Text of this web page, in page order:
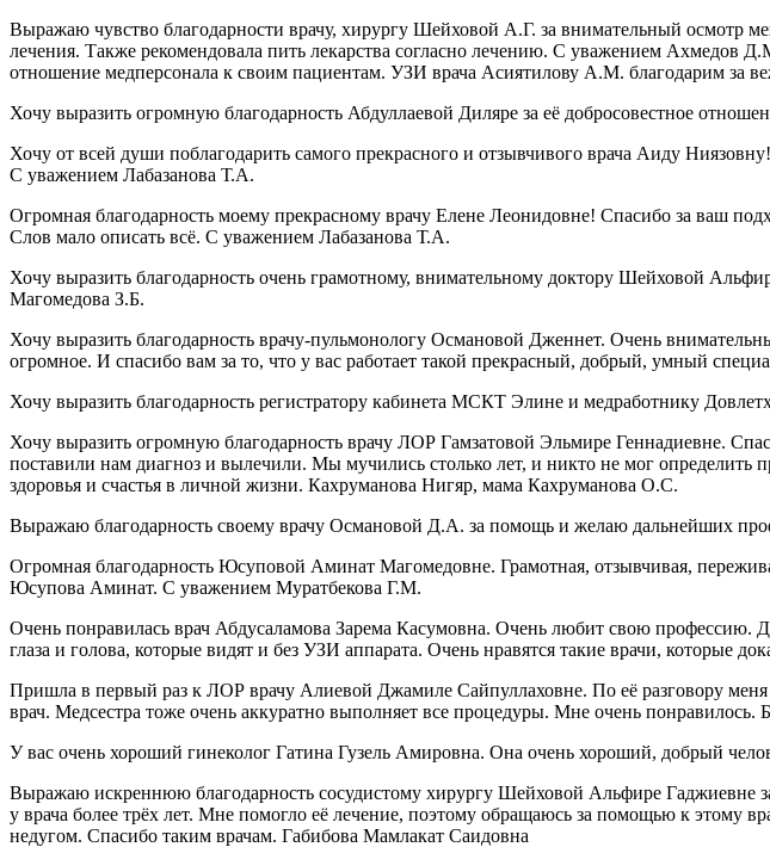
Выражаю чувство благодарности врачу, хирургу Шейховой А.Г. за внимательный осмотр
лечения. Также рекомендовала пить лекарства согласно лечению. С уважением Ахмедов
отношение медперсонала к своим пациентам. УЗИ врача Асиятилову А.М. благодарим за
Хочу выразить огромную благодарность Абдуллаевой Диляре за её добросовестное
Хочу от всей души поблагодарить самого прекрасного и отзывчивого врача Аиду
С уважением Лабазанова Т.А.
Огромная благодарность моему прекрасному врачу Елене Леонидовне! Спасибо за ваш
Слов мало описать всё. С уважением Лабазанова Т.А.
Хочу выразить благодарность очень грамотному, внимательному доктору Шейховой
Магомедова З.Б.
Хочу выразить благодарность врачу-пульмонологу Османовой Дженнет. Очень
огромное. И спасибо вам за то, что у вас работает такой прекрасный, добрый, умный
Хочу выразить благодарность регистратору кабинета МСКТ Элине и медработнику
Хочу выразить огромную благодарность врачу ЛОР Гамзатовой Эльмире Геннадиевне.
поставили нам диагноз и вылечили. Мы мучились столько лет, и никто не мог определить
здоровья и счастья в личной жизни. Кахруманова Нигяр, мама Кахруманова О.С.
Выражаю благодарность своему врачу Османовой Д.А. за помощь и желаю дальнейших
Огромная благодарность Юсуповой Аминат Магомедовне. Грамотная, отзывчивая,
Юсупова Аминат. С уважением Муратбекова Г.М.
Очень понравилась врач Абдусаламова Зарема Касумовна. Очень любит свою
глаза и голова, которые видят и без УЗИ аппарата. Очень нравятся такие врачи,
Пришла в первый раз к ЛОР врачу Алиевой Джамиле Сайпуллаховне. По её разговору
врач. Медсестра тоже очень аккуратно выполняет все процедуры. Мне очень
У вас очень хороший гинеколог Гатина Гузель Амировна. Она очень хороший, добрый
Выражаю искреннюю благодарность сосудистому хирургу Шейховой Альфире Гаджиевне
у врача более трёх лет. Мне помогло её лечение, поэтому обращаюсь за помощью к этому
недугом. Спасибо таким врачам. Габибова Мамлакат Саидовна